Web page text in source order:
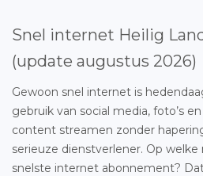
Snel internet Heilig
(update augustus 2026)
Gewoon snel internet is
gebruik van social media, foto’s
content streamen zonder
serieuze dienstverlener. Op
snelste internet abonnement?